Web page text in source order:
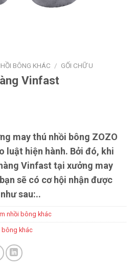
BÔNG KHÁC / GỐI CHỮ U
Vinfast
may thú nhồi bông ZOZO
luật hiện hành. Bởi đó, khi
Vinfast tại xưởng may
sẽ có cơ hội nhận được
sau:..
nhồi bông khác
bông khác